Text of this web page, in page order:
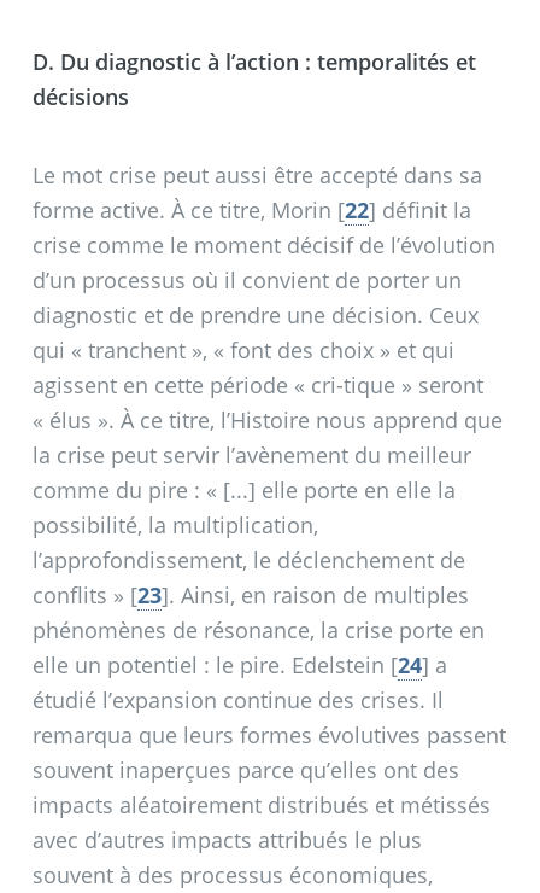
D. Du diagnostic à l’action : temporalités et
décisions
Le mot crise peut aussi être accepté dans sa
forme active. À ce titre, Morin [22] définit la
crise comme le moment décisif de l’évolution
d’un processus où il convient de porter un
diagnostic et de prendre une décision. Ceux
qui « tranchent », « font des choix » et qui
agissent en cette période « cri-tique » seront
« élus ». À ce titre, l’Histoire nous apprend que
la crise peut servir l’avènement du meilleur
comme du pire : « [...] elle porte en elle la
possibilité, la multiplication,
l’approfondissement, le déclenchement de
conflits » [23]. Ainsi, en raison de multiples
phénomènes de résonance, la crise porte en
elle un potentiel : le pire. Edelstein [24] a
étudié l’expansion continue des crises. Il
remarqua que leurs formes évolutives passent
souvent inaperçues parce qu’elles ont des
impacts aléatoirement distribués et métissés
avec d’autres impacts attribués le plus
souvent à des processus économiques,